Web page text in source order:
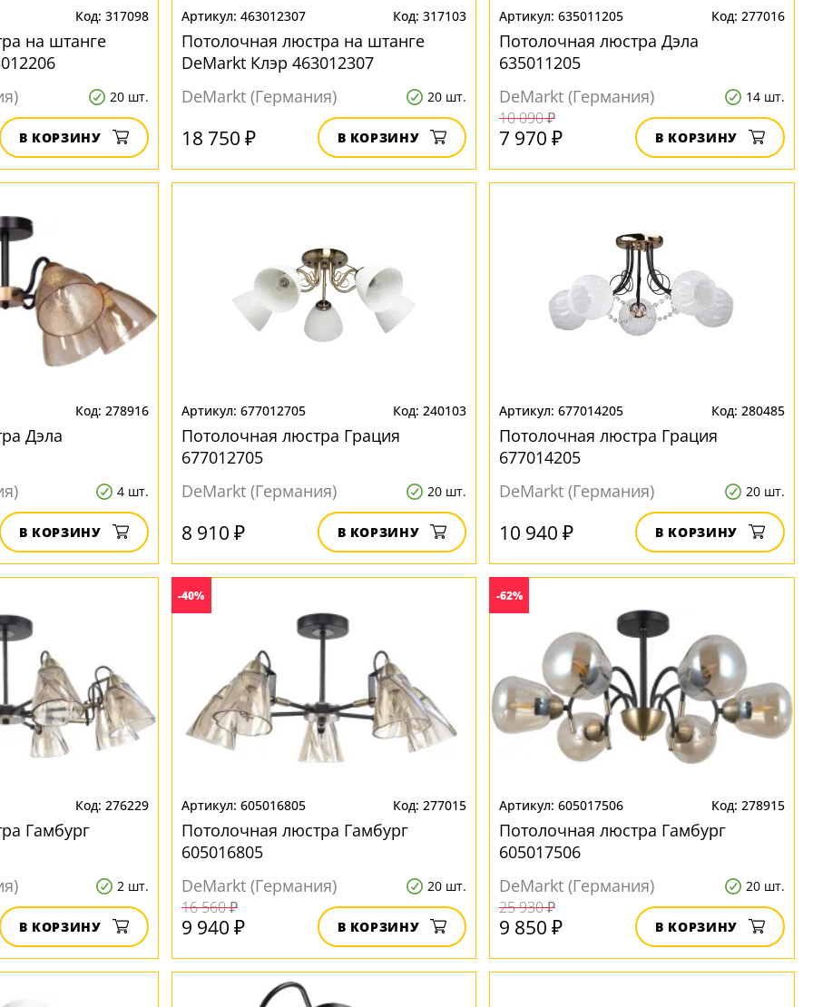
317098
на штанге
20 шт.
В КОРЗИНУ
463012307 317103
Потолочная люстра на штанге
DeMarkt Клэр 463012307
DeMarkt (Германия)
20 шт.
18 750 ₽ В КОРЗИНУ
635011205 277016
Потолочная люстра Дэла
635011205
DeMarkt (Германия)
14 шт.
10 090 ₽
7 970 ₽ В КОРЗИНУ
278916
Дэла
4 шт.
В КОРЗИНУ
677012705 240103
Потолочная люстра Грация
677012705
DeMarkt (Германия)
20 шт.
8 910 ₽ В КОРЗИНУ
677014205 280485
Потолочная люстра Грация
677014205
DeMarkt (Германия)
20 шт.
10 940 ₽ В КОРЗИНУ
276229
Гамбург
2 шт.
В КОРЗИНУ
-40%
605016805 277015
Потолочная люстра Гамбург
605016805
DeMarkt (Германия)
20 шт.
16 560 ₽
9 940 ₽ В КОРЗИНУ
-62%
605017506 278915
Потолочная люстра Гамбург
605017506
DeMarkt (Германия)
20 шт.
25 930 ₽
9 850 ₽ В КОРЗИНУ